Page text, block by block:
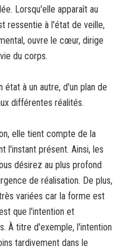
Lorsqu'elle apparaît au
ressentie à l'état de veille,
ouvre le cœur, dirige
du corps.
état à un autre, d'un plan de
différentes réalités.
elle tient compte de la
l'instant présent. Ainsi, les
désirez au plus profond
de réalisation. De plus,
variées car la forme est
que l'intention et
À titre d'exemple, l'intention
tardivement dans le